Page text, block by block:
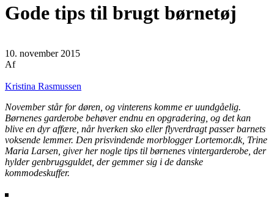
Gode tips til brugt børnetøj
10. november 2015
Af
Kristina Rasmussen
November står for døren, og vinterens komme er uundgåelig.
Børnenes garderobe behøver endnu en opgradering, og det kan
blive en dyr affære, når hverken sko eller flyverdragt passer barnets
voksende lemmer. Den prisvindende morblogger Lortemor.dk, Trine
Maria Larsen, giver her nogle tips til børnenes vintergarderobe, der
hylder genbrugsguldet, der gemmer sig i de danske
kommodeskuffer.